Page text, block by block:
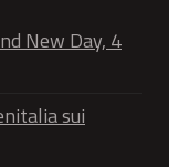
New Day, 4
sui